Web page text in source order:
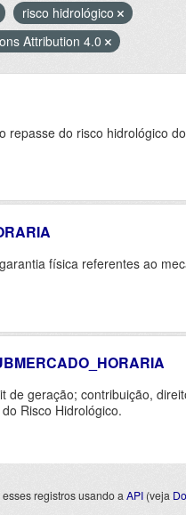
risco hidrológico
Attribution 4.0
repasse do risco hidrológico
física referentes ao
de geração; contribuição,
Risco Hidrológico.
registros usando a API (veja